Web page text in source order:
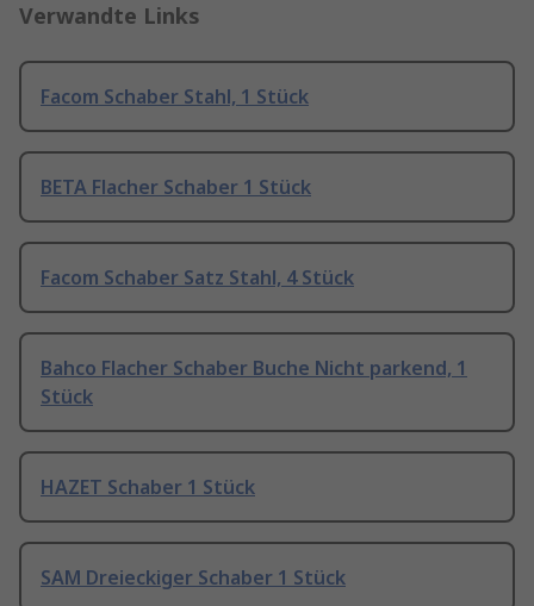
Verwandte Links
Facom Schaber Stahl, 1 Stück
BETA Flacher Schaber 1 Stück
Facom Schaber Satz Stahl, 4 Stück
Bahco Flacher Schaber Buche Nicht parkend, 1
Stück
HAZET Schaber 1 Stück
SAM Dreieckiger Schaber 1 Stück